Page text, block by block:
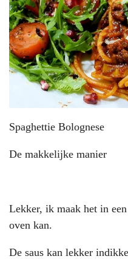
Spaghettie Bolognese
De makkelijke manier
Lekker, ik maak het in
oven kan.
De saus kan lekker